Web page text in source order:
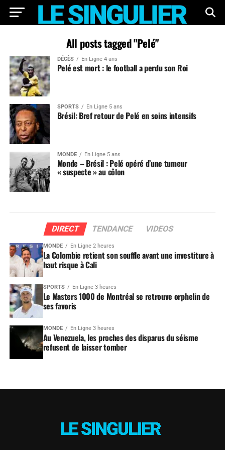
All posts tagged "Pelé"
DÉCÈS En Ligne 4 ans
Pelé est mort : le football a perdu son Roi
SPORTS En Ligne 5 ans
Brésil: Bref retour de Pelé en soins intensifs
MONDE En Ligne 5 ans
Monde – Brésil : Pelé opéré d’une tumeur
« suspecte » au côlon
DIRECT TENDANCE VIDEOS
MONDE En Ligne 2 heures
La Colombie retient son souffle avant une investiture à
haut risque à Cali
SPORTS En Ligne 3 heures
Le Masters 1000 de Montréal se retrouve orphelin de
ses favoris
MONDE En Ligne 3 heures
Au Venezuela, les proches des disparus du séisme
refusent de laisser tomber